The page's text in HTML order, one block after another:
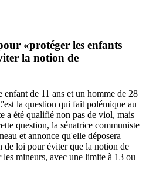
«protéger les enfants
la notion de
de 11 ans et un homme de 28
la question qui fait polémique au
a été qualifié non pas de viol, mais
question, la sénatrice communiste
et annonce qu'elle déposera
de loi pour éviter que la notion de
mineurs, avec une limite à 13 ou